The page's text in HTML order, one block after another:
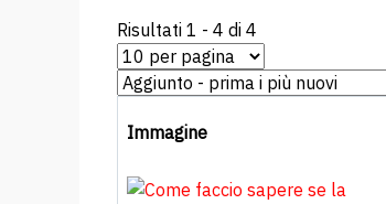
Risultati 1 - 4 di 4
Immagine